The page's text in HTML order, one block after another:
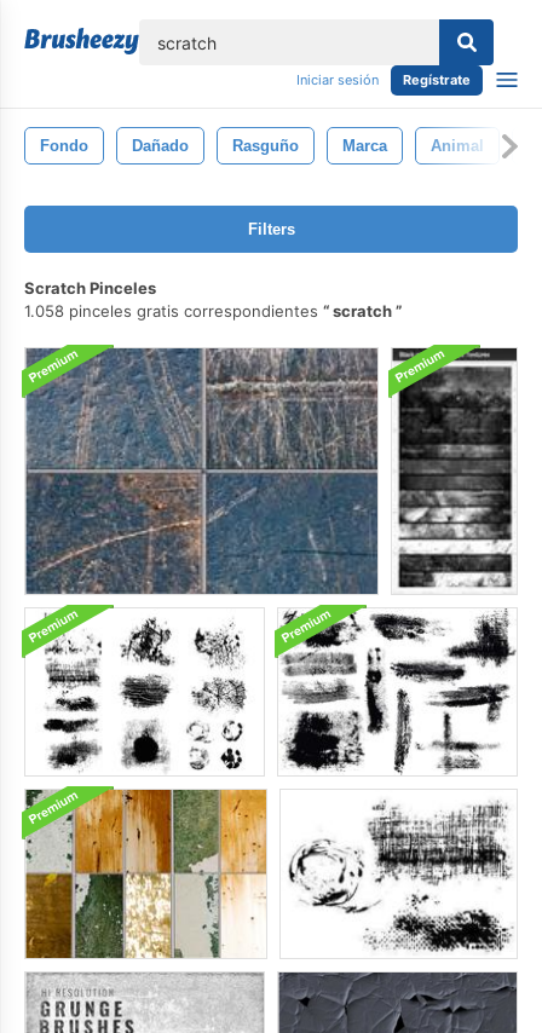
Iniciar sesión Regístrate
Fondo Dañado Rasguño Marca Animal
Filters
Scratch Pinceles
1.058 pinceles gratis correspondientes
scratch